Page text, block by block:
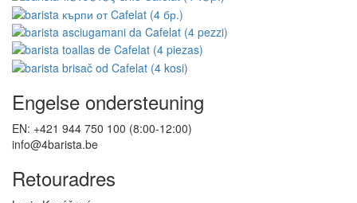
Engelse ondersteuning
EN: +421 944 750 100 (8:00-12:00)
info@4barista.be
Retouradres